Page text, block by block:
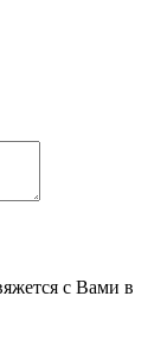
с Вами в